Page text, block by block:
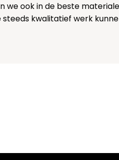
we ook in de beste
kwalitatief werk